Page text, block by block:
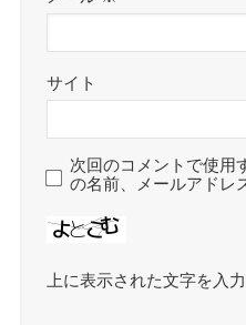
サイト
次回のコメントで使用
の名前、メールアドレ
上に表示された文字を入力